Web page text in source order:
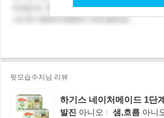
뒷모습수지님 리뷰
하기스 네이처메이드 1단
발진 아니오 | 샘,흐름 아니